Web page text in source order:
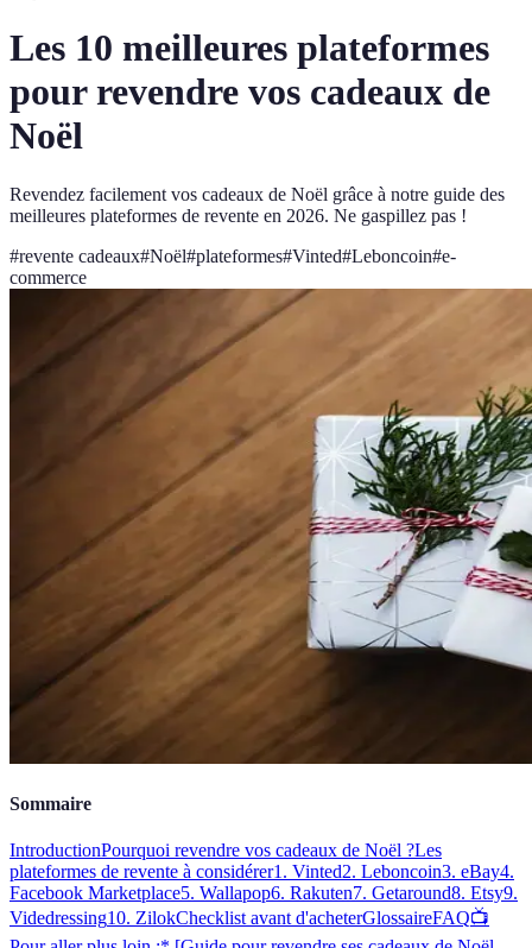
Les 10 meilleures plateformes
pour revendre vos cadeaux de
Noël
Revendez facilement vos cadeaux de Noël grâce à notre guide des
meilleures plateformes de revente en 2026. Ne gaspillez pas !
#revente cadeaux#Noël#plateformes#Vinted#Leboncoin#e-
commerce
Sommaire
IntroductionPourquoi revendre vos cadeaux de Noël ?Les
plateformes de revente à considérer1. Vinted2. Leboncoin3. eBay4.
Facebook Marketplace5. Wallapop6. Rakuten7. Getaround8. Etsy9.
Videdressing10. ZilokChecklist avant d'acheterGlossaireFAQ📺